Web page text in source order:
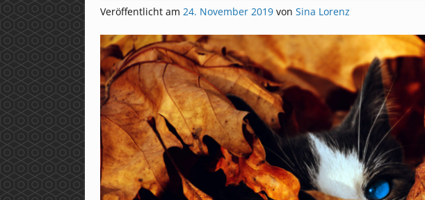
Veröffentlicht am 24. November 2019 von Sina Lorenz